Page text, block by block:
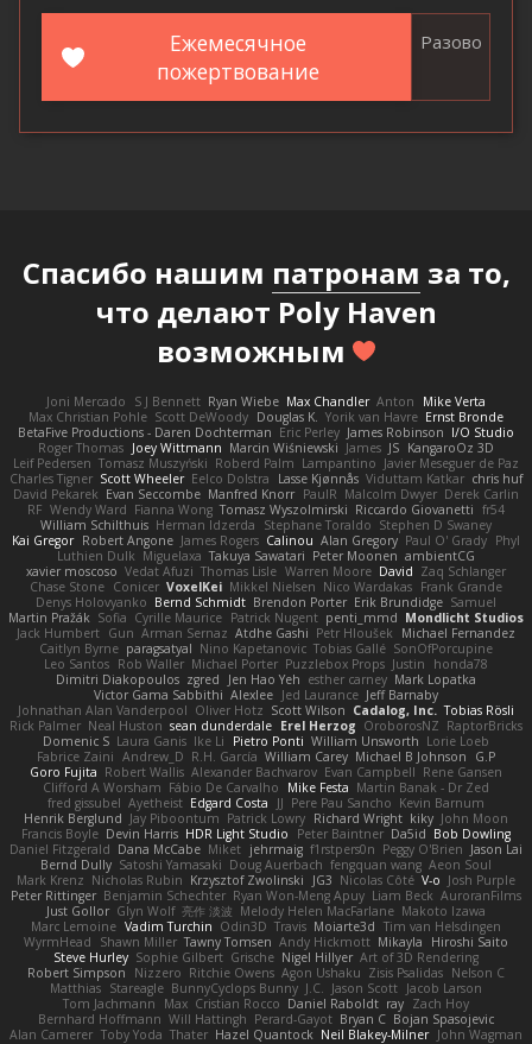
Ежемесячное
пожертвование
Разово
Спасибо нашим патронам за то,
что делают Poly Haven
возможным
Joni Mercado S J Bennett Ryan Wiebe Max Chandler Anton
Mike Verta
Max Christian Pohle Scott DeWoody Douglas K. Yorik van Havre Ernst Bronde
BetaFive Productions - Daren Dochterman Eric Perley James Robinson I/O Studio
Roger Thomas Joey Wittmann Marcin Wiśniewski James JS KangaroOz 3D
Leif Pedersen Tomasz Muszyński Roberd Palm Lampantino Javier Meseguer de Paz
Charles Tigner Scott Wheeler Eelco Dolstra Lasse Kjønnås Viduttam Katkar chris huf
David Pekarek Evan Seccombe Manfred Knorr PaulR Malcolm Dwyer Derek Carlin
RF Wendy Ward Fianna Wong Tomasz Wyszolmirski Riccardo Giovanetti fr54
William Schilthuis Herman Idzerda Stephane Toraldo Stephen D Swaney
Kai Gregor Robert Angone James Rogers Calinou Alan Gregory Paul O' Grady Phyl
Luthien Dulk Miguelaxa Takuya Sawatari Peter Moonen ambientCG
xavier moscoso Vedat Afuzi Thomas Lisle Warren Moore David Zaq Schlanger
Chase Stone Conicer VoxelKei Mikkel Nielsen Nico Wardakas Frank Grande
Denys Holovyanko Bernd Schmidt Brendon Porter Erik Brundidge Samuel
Martin Pražák Sofia Cyrille Maurice Patrick Nugent penti_mmd Mondlicht Studios
Jack Humbert Gun Arman Sernaz Atdhe Gashi Petr Hloušek
Michael Fernandez
Caitlyn Byrne paragsatyal Nino Kapetanovic Tobias Gallé SonOfPorcupine
Leo Santos Rob Waller Michael Porter Puzzlebox Props Justin
honda78
Dimitri Diakopoulos zgred Jen Hao Yeh esther carney Mark Lopatka
Victor Gama Sabbithi Alexlee Jed Laurance Jeff Barnaby
Johnathan Alan Vanderpool Oliver Hotz Scott Wilson Cadalog, Inc. Tobias Rösli
Rick Palmer Neal Huston sean dunderdale Erel Herzog OroborosNZ RaptorBricks
Domenic S Laura Ganis Ike Li Pietro Ponti William Unsworth Lorie Loeb
Fabrice Zaini Andrew_D R.H. García William Carey Michael B Johnson
G.P
Goro Fujita Robert Wallis Alexander Bachvarov Evan Campbell Rene Gansen
Clifford A Worsham Fábio De Carvalho Mike Festa Martin Banak - Dr Zed
fred gissubel Ayetheist Edgard Costa JJ Pere Pau Sancho Kevin Barnum
Henrik Berglund Jay Piboontum Patrick Lowry Richard Wright kiky John Moon
Francis Boyle Devin Harris HDR Light Studio Peter Baintner Da5id Bob Dowling
Daniel Fitzgerald Dana McCabe Miket jehrmaig f1rstpers0n Peggy O'Brien Jason Lai
Bernd Dully Satoshi Yamasaki Doug Auerbach fengquan wang Aeon Soul
Mark Krenz Nicholas Rubin Krzysztof Zwolinski JG3 Nicolas Côté V-o Josh Purple
Peter Rittinger Benjamin Schechter Ryan Won-Meng Apuy Liam Beck AuroranFilms
Just Gollor Glyn Wolf 亮作 淡波 Melody Helen MacFarlane Makoto Izawa
Marc Lemoine Vadim Turchin Odin3D Travis Moiarte3d Tim van Helsdingen
WyrmHead
Shawn Miller Tawny Tomsen Andy Hickmott Mikayla
Hiroshi Saito
Steve Hurley Sophie Gilbert Grische Nigel Hillyer Art of 3D Rendering
Robert Simpson
Nizzero Ritchie Owens Agon Ushaku Zisis Psalidas Nelson C
Matthias Stareagle BunnyCyclops Bunny J.C. Jason Scott Jacob Larson
Tom Jachmann
Max Cristian Rocco Daniel Raboldt ray Zach Hoy
Bernhard Hoffmann Will Hattingh Perard-Gayot Bryan C Bojan Spasojevic
Alan Camerer Toby Yoda Thater Hazel Quantock Neil Blakey-Milner John Wagman